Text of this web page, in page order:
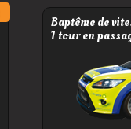
Baptême de
1 tour en